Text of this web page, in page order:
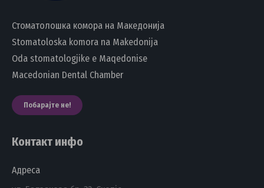
Стоматолошка комора на Македонија
Stomatoloska komora na Makedonija
Oda stomatologjike e Maqedonise
Macedonian Dental Chamber
Побарајте не!
Контакт инфо
Адреса